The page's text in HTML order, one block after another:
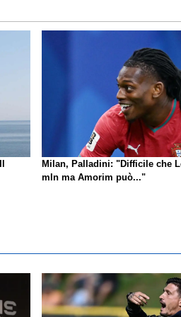
Milan, Palladini: "Difficile che
mln ma Amorim può..."